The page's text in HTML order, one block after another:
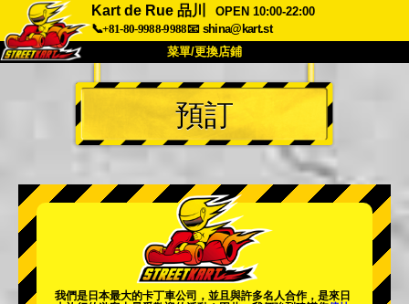
Kart de Rue 品川
OPEN 10:00-22:00
📞+81-80-9988-9988📧 shina@kart.st
菜單/更換店鋪
首頁
關於我們 規格 價格
常見問題
公司 預訂
更換店鋪
東京 秋葉原 #2
預訂
我們是日本最大的卡丁車公司，並且與許多名人合作，是來日